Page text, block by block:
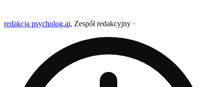
redakcja psycholog.ai, Zespół redakcyjny ·